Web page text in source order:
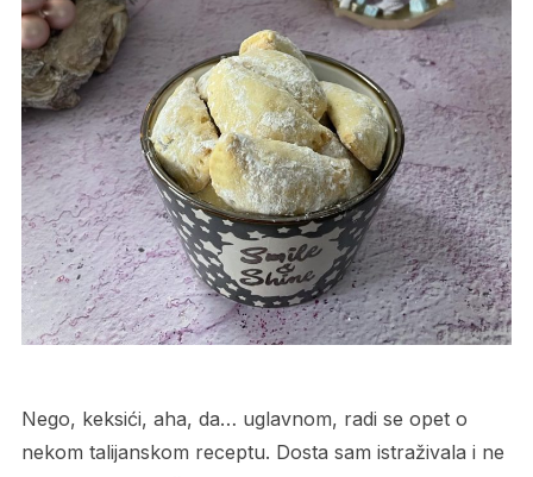
Nego, keksići, aha, da… uglavnom, radi se opet o
nekom talijanskom receptu. Dosta sam istraživala i ne